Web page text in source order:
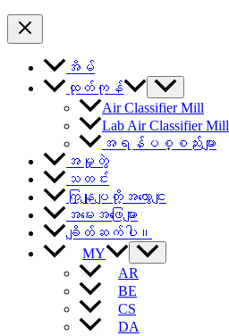
အိမ်
ထုတ်ကုန်
Air Classifier Mill
Lab Air Classifier Mill
အရန်ပစ္စည်းများ
အမှုတွဲ
သတင်း
ကြှနျုပျတို့အကွောငျး
အမေးအဖြေများ
ချိတ်ဆက်ပါ။
MY
AR
BE
CS
DA